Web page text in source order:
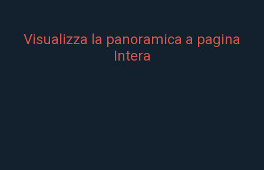
Visualizza la panoramica a pagina
Intera